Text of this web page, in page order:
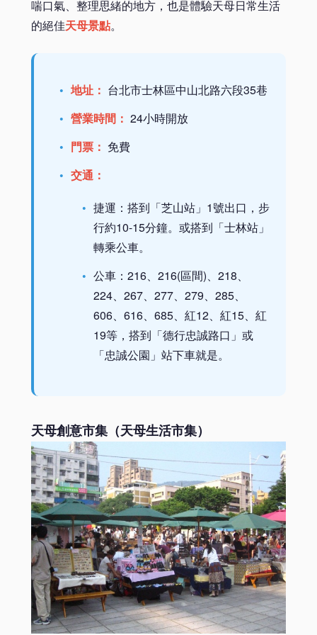
喘口氣、整理思緒的地方，也是體驗天母日常生活
的絕佳天母景點。
地址： 台北市士林區中山北路六段35巷
營業時間： 24小時開放
門票： 免費
交通：
捷運：搭到「芝山站」1號出口，步
行約10-15分鐘。或搭到「士林站」
轉乘公車。
公車：216、216(區間)、218、
224、267、277、279、285、
606、616、685、紅12、紅15、紅
19等，搭到「德行忠誠路口」或
「忠誠公園」站下車就是。
天母創意市集（天母生活市集）